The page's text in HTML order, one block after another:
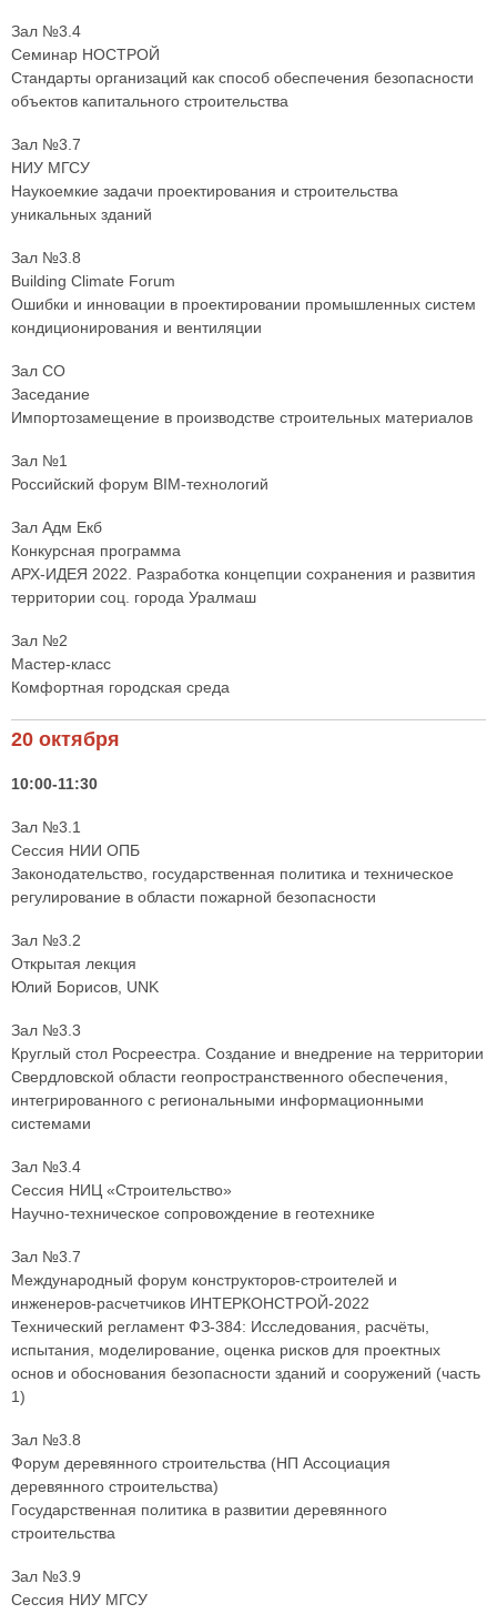
Зал №3.4
Семинар НОСТРОЙ
Стандарты организаций как способ обеспечения безопасности
объектов капитального строительства
Зал №3.7
НИУ МГСУ
Наукоемкие задачи проектирования и строительства
уникальных зданий
Зал №3.8
Building Climate Forum
Ошибки и инновации в проектировании промышленных систем
кондиционирования и вентиляции
Зал СО
Заседание
Импортозамещение в производстве строительных материалов
Зал №1
Российский форум BIM-технологий
Зал Адм Екб
Конкурсная программа
АРХ-ИДЕЯ 2022. Разработка концепции сохранения и развития
территории соц. города Уралмаш
Зал №2
Мастер-класс
Комфортная городская среда
20 октября
10:00-11:30
Зал №3.1
Сессия НИИ ОПБ
Законодательство, государственная политика и техническое
регулирование в области пожарной безопасности
Зал №3.2
Открытая лекция
Юлий Борисов, UNK
Зал №3.3
Круглый стол Росреестра. Создание и внедрение на территории
Свердловской области геопространственного обеспечения,
интегрированного с региональными информационными
системами
Зал №3.4
Сессия НИЦ «Строительство»
Научно-техническое сопровождение в геотехнике
Зал №3.7
Международный форум конструкторов-строителей и
инженеров-расчетчиков ИНТЕРКОНСТРОЙ-2022
Технический регламент ФЗ-384: Исследования, расчёты,
испытания, моделирование, оценка рисков для проектных
основ и обоснования безопасности зданий и сооружений (часть
1)
Зал №3.8
Форум деревянного строительства (НП Ассоциация
деревянного строительства)
Государственная политика в развитии деревянного
строительства
Зал №3.9
Сессия НИУ МГСУ